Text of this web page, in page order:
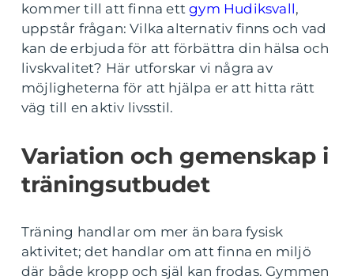
kommer till att finna ettgym Hudiksvall,
uppstår frågan: Vilka alternativ finns och vad
kan de erbjuda för att förbättra din hälsa och
livskvalitet? Här utforskar vi några av
möjligheterna för att hjälpa er att hitta rätt
väg till en aktiv livsstil.
Variation och gemenskap i
träningsutbudet
Träning handlar om mer än bara fysisk
aktivitet; det handlar om att finna en miljö
där både kropp och själ kan frodas. Gymmen